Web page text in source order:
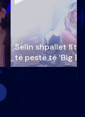
Selin shpallet
të pestë të ‘Big